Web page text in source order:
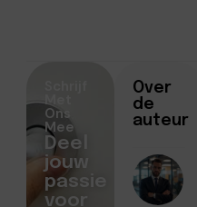
Over
de
auteur
Met
Ons
Mee
Deel
jouw
passie
voor